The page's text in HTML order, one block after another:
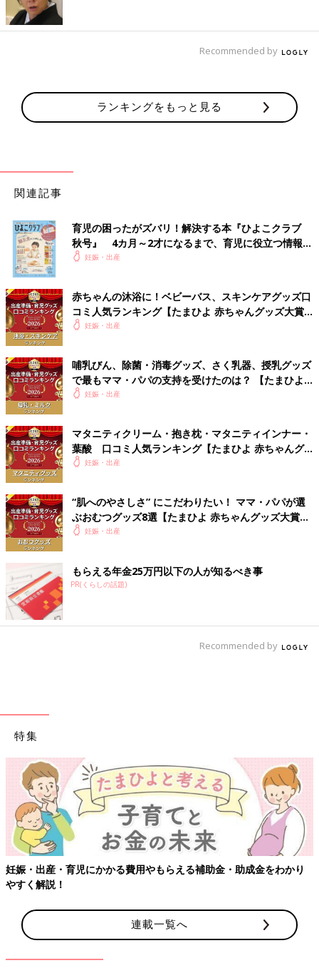
Recommended by
ランキングをもっと見る
関連記事
育児の困ったがズバリ！解決する本『ひよこクラブ
秋号』 4カ月～2才になるまで、育児に役立つ情報が
いっぱい！
妊娠・出産
赤ちゃんの沐浴に！ベビーバス、スキンケアグッズ口
コミ人気ランキング【たまひよ 赤ちゃんグッズ大賞
2026】
妊娠・出産
哺乳びん、除菌・消毒グッズ、さく乳器、授乳グッズ
で最もママ・パパの支持を受けたのは？ 【たまひよ
赤ちゃんグッズ大賞2026】
妊娠・出産
マタニティクリーム・抱き枕・マタニティインナー・
葉酸 口コミ人気ランキング【たまひよ 赤ちゃんグ
ッズ大賞2026】
妊娠・出産
“肌へのやさしさ” にこだわりたい！ ママ・パパが選
ぶおむつグッズ8選【たまひよ 赤ちゃんグッズ大賞
2026】
妊娠・出産
もらえる年金25万円以下の人が知るべき事
PR(くらしの話題)
Recommended by
特集
【ワクチン接種できるものも】妊婦の感染症対策、知っておいて！
連載一覧へ